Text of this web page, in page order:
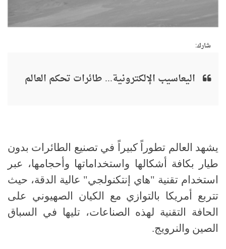
شارك:
اليعاسيب الإلكترونية... طائرات تحكم العالم
يشهد العالم تطوراً كبيراً في تصنيع الطائرات بدون
طيار بكافة أشكالها واستخداماتها وأحجامها، عبر
استخدام تقنية "هاي إنتكنولجي" عالية الدقة، حيث
تتربع أمريكا بالتوازي مع الكيان الصهيوني على
الحافة التقنية لهذه الصناعات، تليها في السباق
الصين والنرويج.